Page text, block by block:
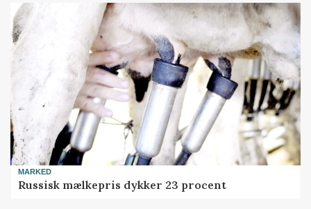
MARKED
Russisk mælkepris dykker 23 procent